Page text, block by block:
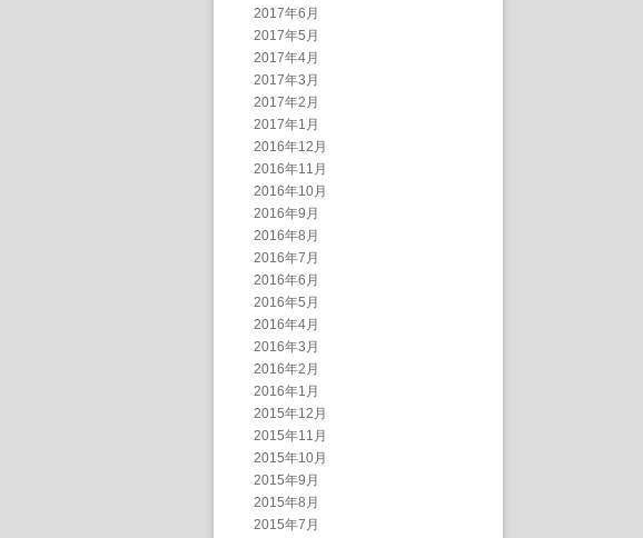
2017年6月
2017年5月
2017年4月
2017年3月
2017年2月
2017年1月
2016年12月
2016年11月
2016年10月
2016年9月
2016年8月
2016年7月
2016年6月
2016年5月
2016年4月
2016年3月
2016年2月
2016年1月
2015年12月
2015年11月
2015年10月
2015年9月
2015年8月
2015年7月